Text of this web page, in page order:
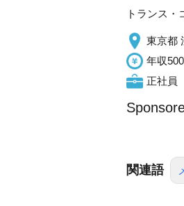
トランス・
東京都
年収
正社員
関連語